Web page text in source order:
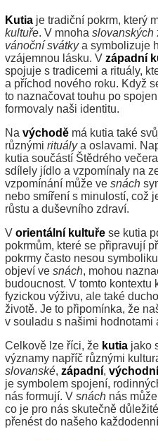
Kutia je tradiční pokrm, který
kultuře. V mnoha slovanských
vánoční svátkya symbolizuje
vzájemnou lásku. V západní
spojuje s tradicemi a rituály,
a příchod nového roku. Když
to naznačovat touhu po
formovaly naši identitu.
Na východě má kutia také
různými rituálya oslavami.
kutia součástí Štědrého
sdílely jídlo a vzpomínaly na
vzpomínání může ve snách
nebo smíření s minulostí, což
růstu a duševního zdraví.
V orientální kultuře se kutia
pokrmům, které se připravují
pokrmy často nesou
objeví ve snách, mohou
budoucnost. V tomto kontextu
fyzickou výživu, ale také
životě. Je to připomínka, že
v souladu s našimi hodnotami
Celkově lze říci, že kutia jako
významy napříč různými
slovanské, západní, východní
je symbolem spojení,
nás formují. V snách nás
co je pro nás skutečně
přenést do našeho